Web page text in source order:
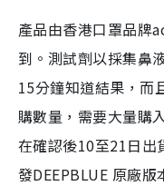
產品由香港口罩品牌
到。測試劑以採集鼻
15分鐘知道結果，而
購數量，需要大量購
在確認後10至21日出
發DEEPBLUE 原廠版